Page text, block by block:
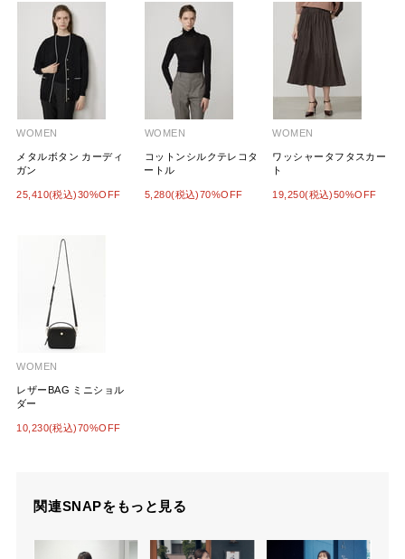
WOMEN
メタルボタン カーディ
ガン
25,410(税込)30%OFF
WOMEN
コットンシルクテレコタ
ートル
5,280(税込)70%OFF
WOMEN
ワッシャータフタスカー
ト
19,250(税込)50%OFF
WOMEN
レザーBAG ミニショル
ダー
10,230(税込)70%OFF
関連SNAPをもっと見る